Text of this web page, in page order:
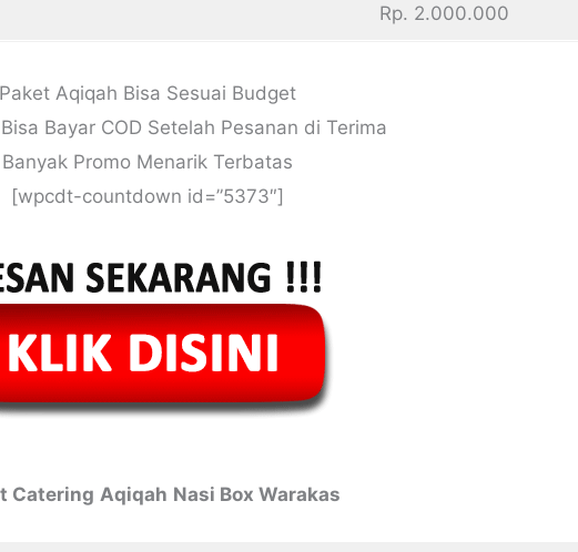
Rp. 2.000.000
Paket Aqiqah Bisa Sesuai Budget
Bayar COD Setelah Pesanan di Terima
Banyak Promo Menarik Terbatas
[wpcdt-countdown id=”5373″]
Catering Aqiqah Nasi Box Warakas